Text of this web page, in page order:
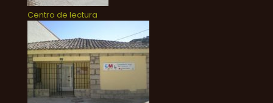
Centro de lectura